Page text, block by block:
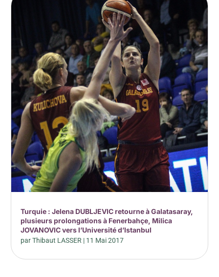
Turquie : Jelena DUBLJEVIC retourne à Galatasaray,
plusieurs prolongations à Fenerbahçe, Milica
JOVANOVIC vers l’Université d’Istanbul
parThibaut LASSER | 11 Mai 2017